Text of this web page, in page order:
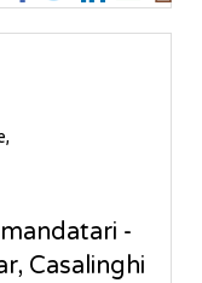
-
Casalinghi